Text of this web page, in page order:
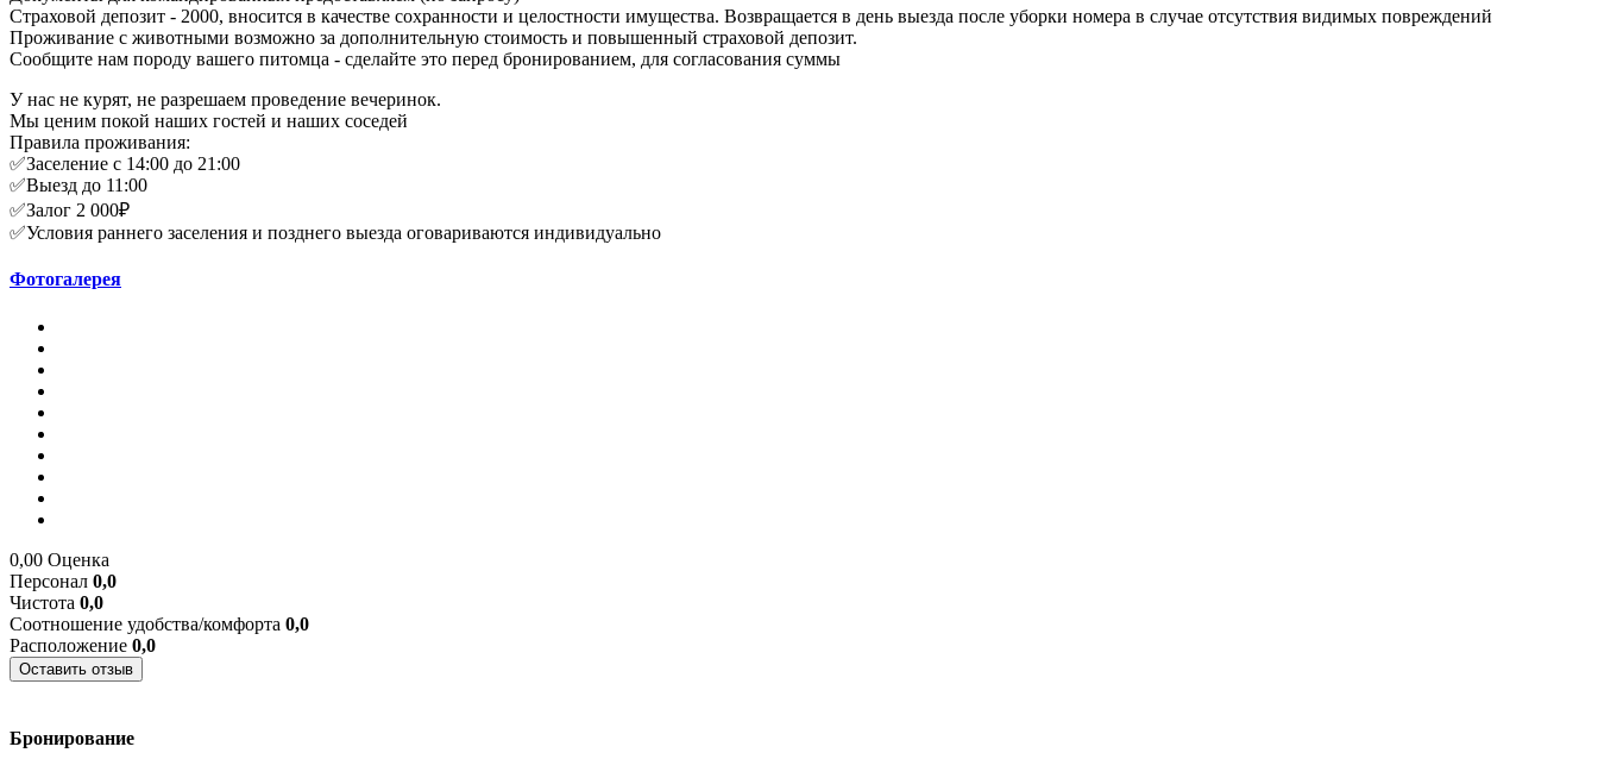
Страховой депозит - 2000, вносится в качестве сохранности и целостности имущества. Возвращается в день выезда после уборки номера в случае отсутствия видимых повреждений
Проживание с животными возможно за дополнительную стоимость и повышенный страховой депозит.
Сообщите нам породу вашего питомца - сделайте это перед бронированием, для согласования суммы
У нас не курят, не разрешаем проведение вечеринок.
Мы ценим покой наших гостей и наших соседей
Правила проживания:
✅Заселение с 14:00 до 21:00
✅Выезд до 11:00
✅Залог 2 000₽
✅Условия раннего заселения и позднего выезда оговариваются индивидуально
Фотогалерея
0,00 Оценка
Персонал 0,0
Чистота 0,0
Соотношение удобства/комфорта 0,0
Расположение 0,0
Оставить отзыв
Бронирование